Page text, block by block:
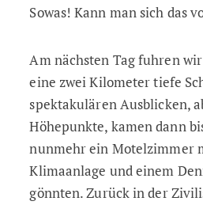
Sowas! Kann man sich das
Am nächsten Tag fuhren
eine zwei Kilometer tiefe
spektakulären Ausblicken,
Höhepunkte, kamen dann
nunmehr ein Motelzimmer
Klimaanlage und einem
gönnten. Zurück in der